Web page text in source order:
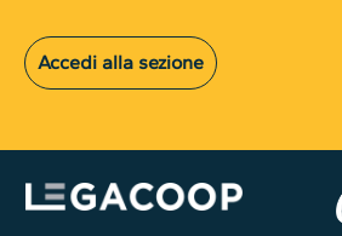
Accedi alla sezione